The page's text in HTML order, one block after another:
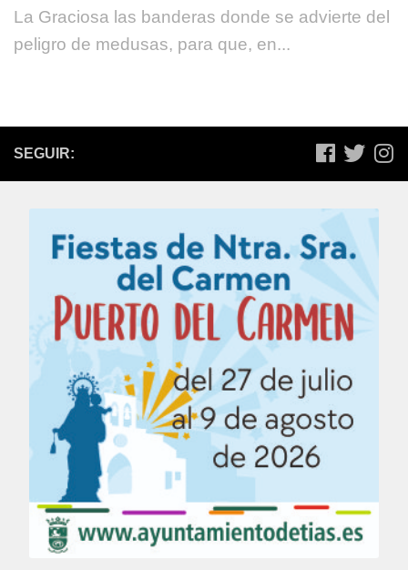
La Graciosa las banderas donde se advierte del
peligro de medusas, para que, en...
SEGUIR: